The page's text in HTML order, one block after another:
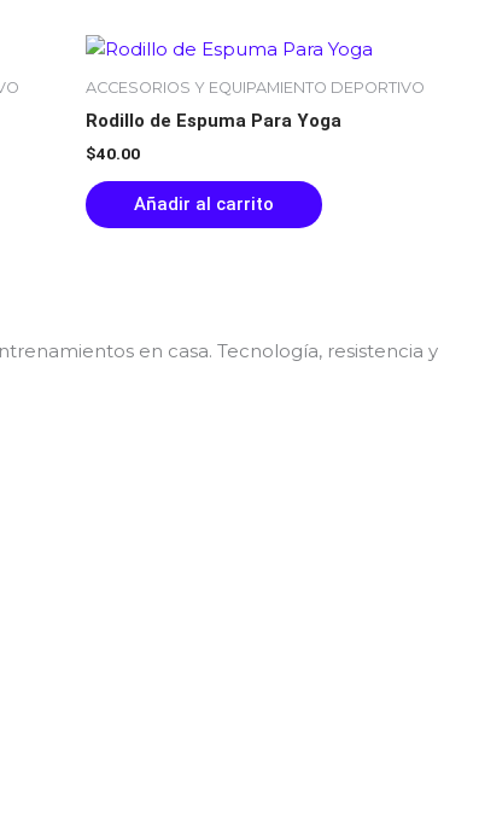
ACCESORIOS Y EQUIPAMIENTO DEPORTIVO
Rodillo de Espuma Para Yoga
$40.00
Añadir al carrito
en casa. Tecnología, resistencia y